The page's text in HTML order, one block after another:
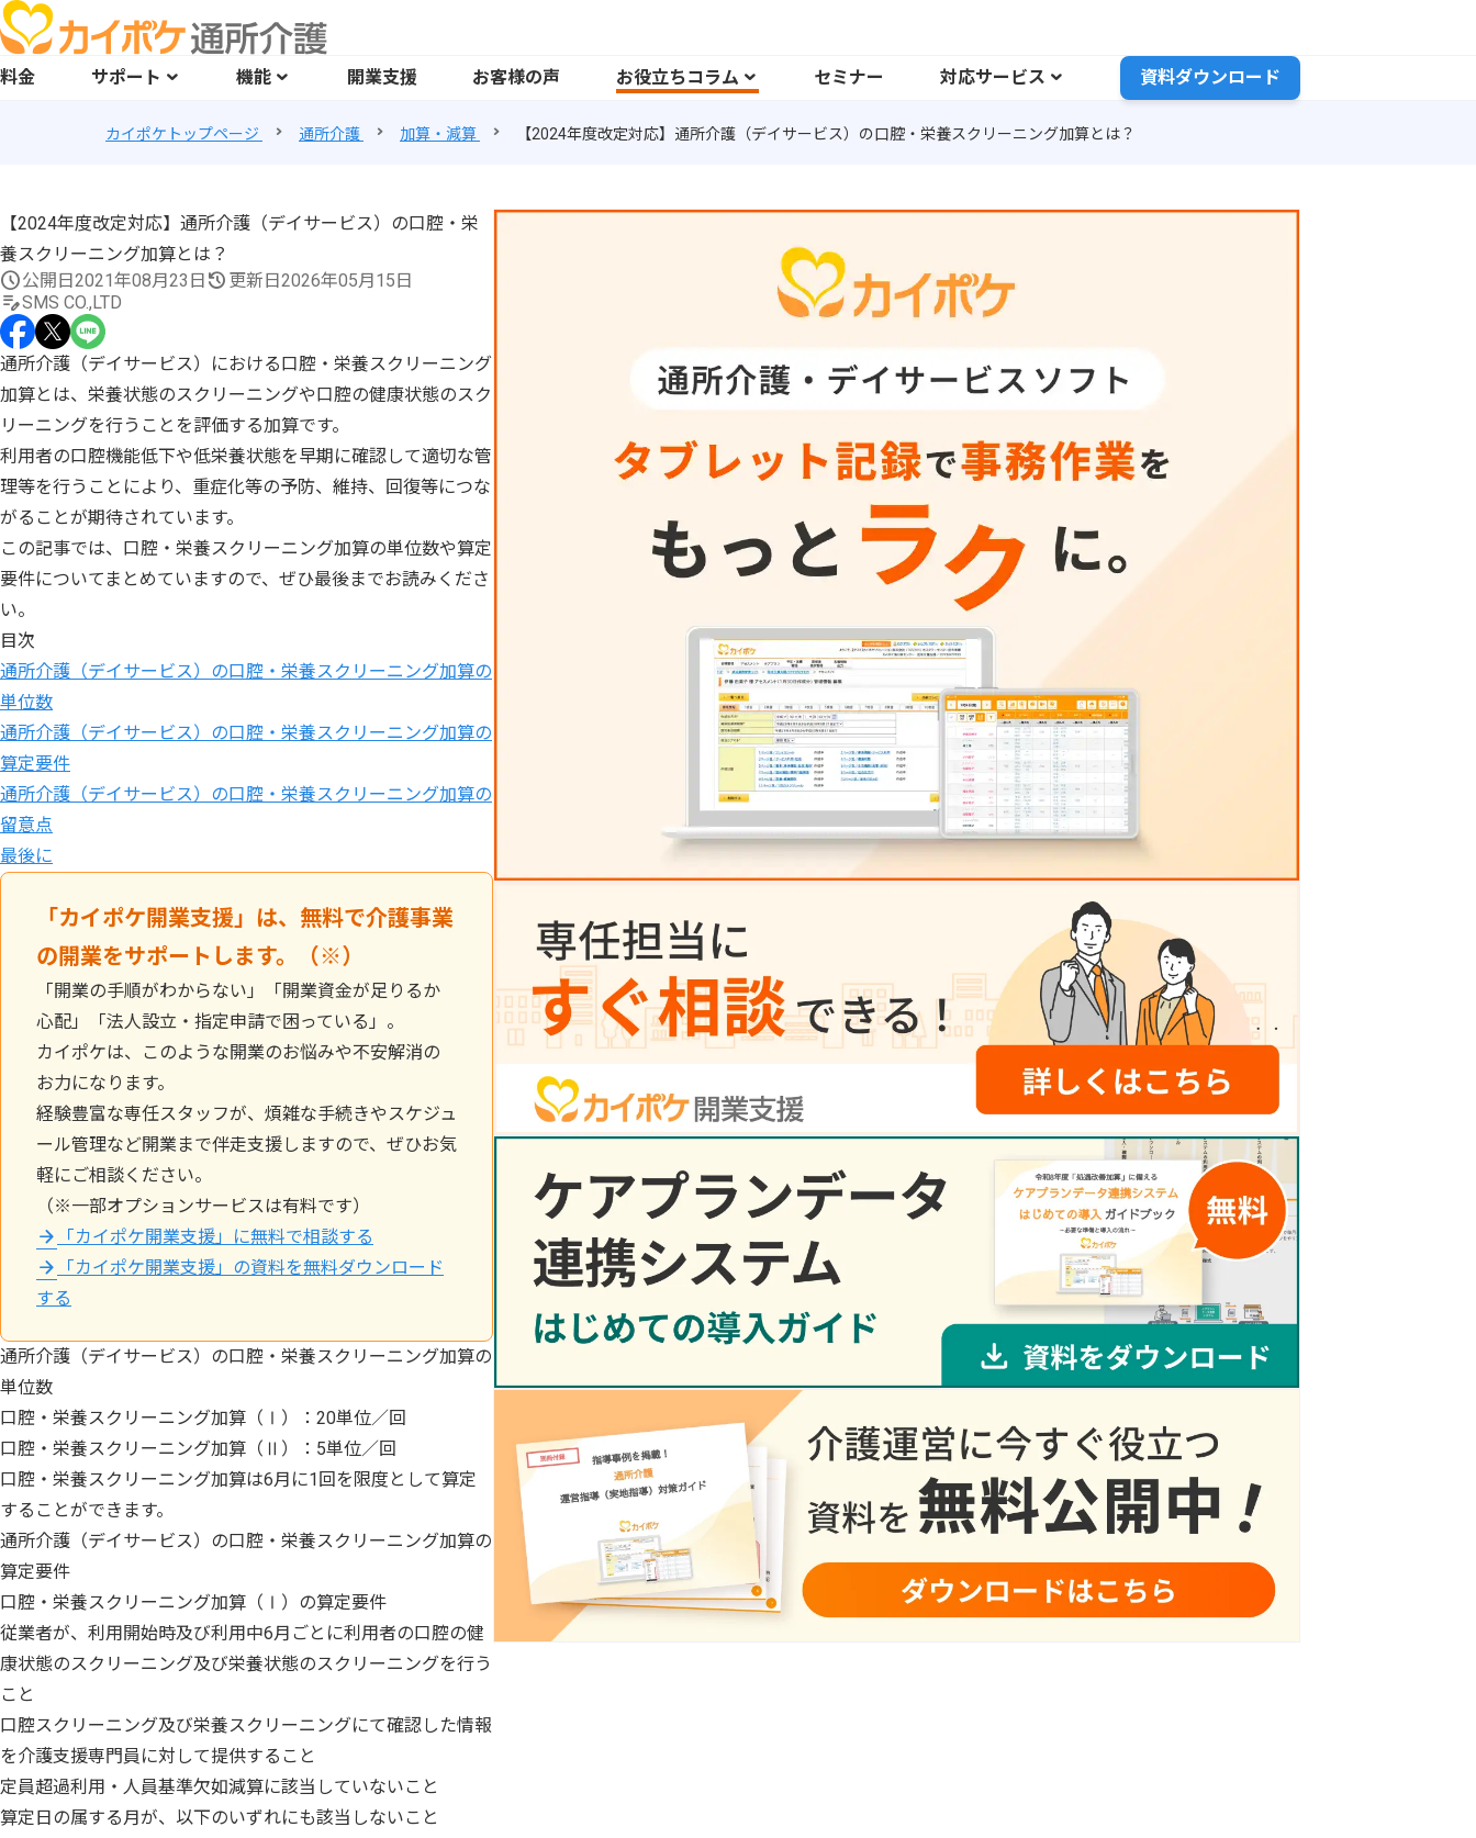
料金 サポート 機能 開業支援 お客様の声 お役立ちコラム セミナー 対応サービス 資料ダウンロード
カイポケトップページ 通所介護 加算・減算 【2024年度改定対応】通所介護（デイサービス）の口腔・栄養スクリーニング加算とは？
【2024年度改定対応】通所介護（デイサービス）の口腔・栄
養スクリーニング加算とは？
公開日 2021年08月23日 更新日 2026年05月15日
SMS CO.,LTD
通所介護（デイサービス）における口腔・栄養スクリーニング
加算とは、栄養状態のスクリーニングや口腔の健康状態のスク
リーニングを行うことを評価する加算です。
利用者の口腔機能低下や低栄養状態を早期に確認して適切な管
理等を行うことにより、重症化等の予防、維持、回復等につな
がることが期待されています。
この記事では、口腔・栄養スクリーニング加算の単位数や算定
要件についてまとめていますので、ぜひ最後までお読みくださ
い。
目次
通所介護（デイサービス）の口腔・栄養スクリーニング加算の
単位数
通所介護（デイサービス）の口腔・栄養スクリーニング加算の
算定要件
通所介護（デイサービス）の口腔・栄養スクリーニング加算の
留意点
最後に
「カイポケ開業支援」は、無料で介護事業
の開業をサポートします。（※）
「開業の手順がわからない」「開業資金が足りるか
心配」「法人設立・指定申請で困っている」。
カイポケは、このような開業のお悩みや不安解消の
お力になります。
経験豊富な専任スタッフが、煩雑な手続きやスケジュ
ール管理など開業まで伴走支援しますので、ぜひお気
軽にご相談ください。
（※一部オプションサービスは有料です）
「カイポケ開業支援」に無料で相談する
「カイポケ開業支援」の資料を無料ダウンロード
する
通所介護（デイサービス）の口腔・栄養スクリーニング加算の
単位数
口腔・栄養スクリーニング加算（Ⅰ）：20単位／回
口腔・栄養スクリーニング加算（Ⅱ）：5単位／回
口腔・栄養スクリーニング加算は6月に1回を限度として算定
することができます。
通所介護（デイサービス）の口腔・栄養スクリーニング加算の
算定要件
口腔・栄養スクリーニング加算（Ⅰ）の算定要件
従業者が、利用開始時及び利用中6月ごとに利用者の口腔の健
康状態のスクリーニング及び栄養状態のスクリーニングを行う
こと
口腔スクリーニング及び栄養スクリーニングにて確認した情報
を介護支援専門員に対して提供すること
定員超過利用・人員基準欠如減算に該当していないこと
算定日の属する月が、以下のいずれにも該当しないこと